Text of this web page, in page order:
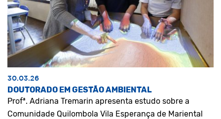
30.03.26
DOUTORADO EM GESTÃO AMBIENTAL
Profª. Adriana Tremarin apresenta estudo sobre a
Comunidade Quilombola Vila Esperança de Mariental